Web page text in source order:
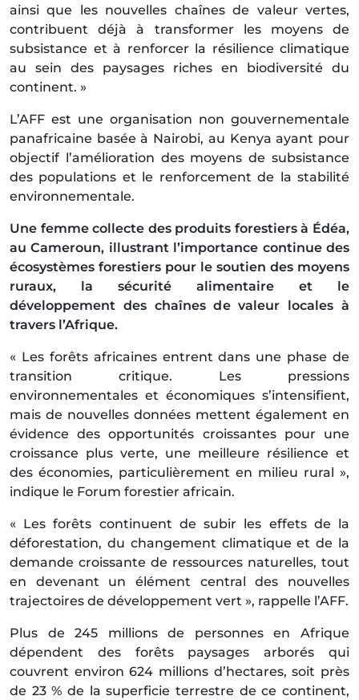
ainsi que les nouvelles chaînes de valeur vertes,
contribuent déjà à transformer les moyens de
subsistance et à renforcer la résilience climatique
au sein des paysages riches en biodiversité du
continent. »
L’AFF est une organisation non gouvernementale
panafricaine basée à Nairobi, au Kenya ayant pour
objectif l’amélioration des moyens de subsistance
des populations et le renforcement de la stabilité
environnementale.
Une femme collecte des produits forestiers à Édéa,
au Cameroun, illustrant l’importance continue des
écosystèmes forestiers pour le soutien des moyens
ruraux, la sécurité alimentaire et le
développement des chaînes de valeur locales à
travers l’Afrique.
« Les forêts africaines entrent dans une phase de
transition critique. Les pressions
environnementales et économiques s’intensifient,
mais de nouvelles données mettent également en
évidence des opportunités croissantes pour une
croissance plus verte, une meilleure résilience et
des économies, particulièrement en milieu rural »,
indique le Forum forestier africain.
« Les forêts continuent de subir les effets de la
déforestation, du changement climatique et de la
demande croissante de ressources naturelles, tout
en devenant un élément central des nouvelles
trajectoires de développement vert », rappelle l’AFF.
Plus de 245 millions de personnes en Afrique
dépendent des forêts paysages arborés qui
couvrent environ 624 millions d’hectares, soit près
de 23 % de la superficie terrestre de ce continent,